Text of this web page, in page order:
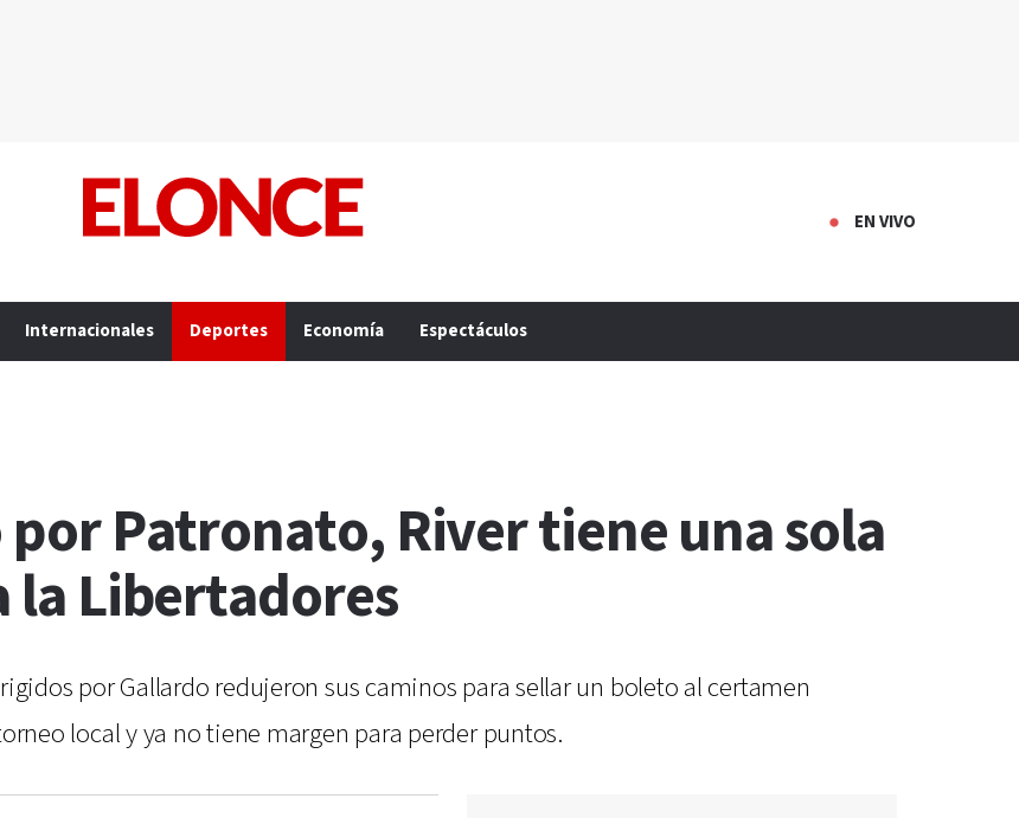
EN VIVO
Internacionales Deportes Economía Espectáculos
Patronato, River tiene una sola
la Libertadores
por Gallardo redujeron sus caminos para sellar un boleto al certamen
local y ya no tiene margen para perder puntos.